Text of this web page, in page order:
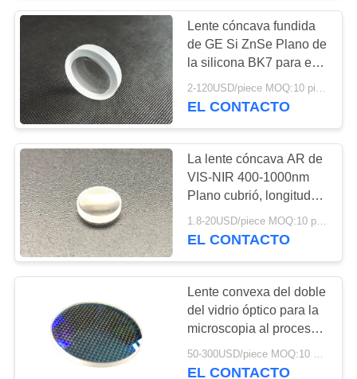
Lente cóncava fundida
de GE Si ZnSe Plano de
la silicona BK7 para el
sistema óptico
EL CONTACTO
La lente cóncava AR de
VIS-NIR 400-1000nm
Plano cubrió, longitud
de onda del diseño
546nm
1.8-20USD/piece MOQ:10 piezas
EL CONTACTO
Lente convexa del doble
del vidrio óptico para la
microscopia al proceso
del laser
50-300USD/piece MOQ:10 piezas
EL CONTACTO